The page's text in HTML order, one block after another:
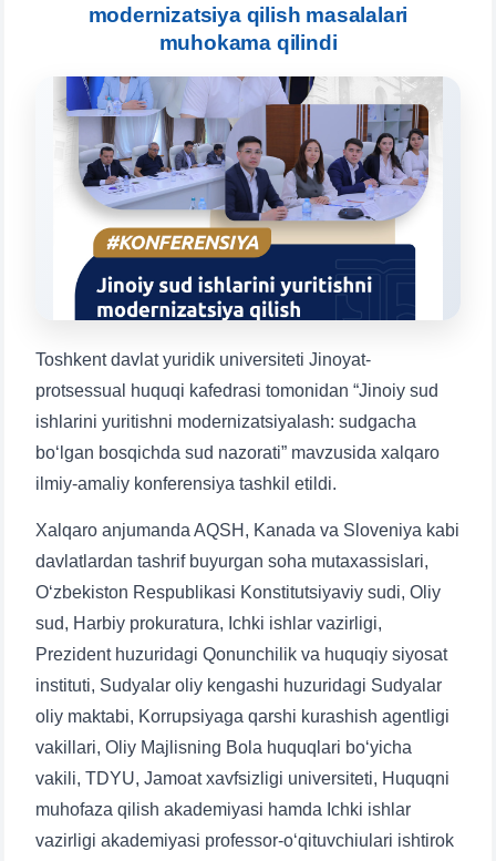
modernizatsiya qilish masalalari
muhokama qilindi
Toshkent davlat yuridik universiteti Jinoyat-
protsessual huquqi kafedrasi tomonidan “Jinoiy sud
ishlarini yuritishni modernizatsiyalash: sudgacha
bo‘lgan bosqichda sud nazorati” mavzusida xalqaro
ilmiy-amaliy konferensiya tashkil etildi.
Xalqaro anjumanda AQSH, Kanada va Sloveniya kabi
davlatlardan tashrif buyurgan soha mutaxassislari,
O‘zbekiston Respublikasi Konstitutsiyaviy sudi, Oliy
sud, Harbiy prokuratura, Ichki ishlar vazirligi,
Prezident huzuridagi Qonunchilik va huquqiy siyosat
instituti, Sudyalar oliy kengashi huzuridagi Sudyalar
oliy maktabi, Korrupsiyaga qarshi kurashish agentligi
vakillari, Oliy Majlisning Bola huquqlari bo‘yicha
vakili, TDYU, Jamoat xavfsizligi universiteti, Huquqni
muhofaza qilish akademiyasi hamda Ichki ishlar
vazirligi akademiyasi professor-o‘qituvchiulari ishtirok
Qabul bo'yicha murojaatlaringizni ushbu
Mavzuni tanlang — keyin shu mavzudagi aniq
savollar chiqadi:
1. Hujjatlar (bakalavr) (5) 2. Hujjatlar (magistr) (4)
3. Suhbat (bakalavr) (8) 4. Suhbat (magistr) (5)
7. Call-center (4)